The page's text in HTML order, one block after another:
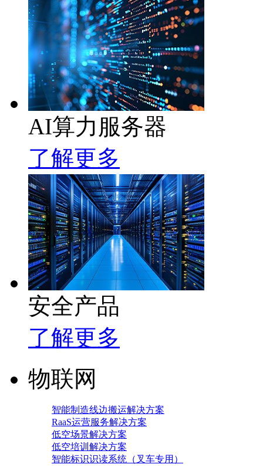
AI算力服务器
了解更多
安全产品
了解更多
物联网
智能制造线边搬运解决方案
RaaS运营服务解决方案
低空场景解决方案
低空培训解决方案
智能标识识读系统（叉车专用）